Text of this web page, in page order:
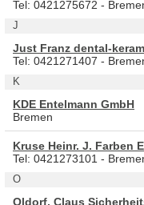
Tel: 0421275672 -
J
Just Franz dental-
Tel: 0421271407 -
K
KDE Entelmann GmbH
Bremen
Kruse Heinr. J. Farben
Tel: 0421273101 -
O
Oldorf, Claus